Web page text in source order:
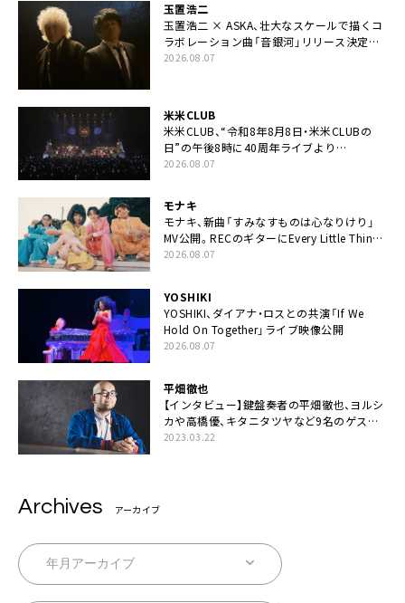
玉置浩二
玉置浩二 × ASKA、壮大なスケールで描くコ
ラボレーション曲「音銀河」リリース決定。
カップリングには新曲「命の宿り」収録も
2026.08.07
米米CLUB
米米CLUB、“令和8年8月8日・米米CLUBの
日”の午後8時に40周年ライブより
「FANtachy medley」を88年限定公開
2026.08.07
モナキ
モナキ、新曲「すみなすものは心なりけり」
MV公開。RECのギターにEvery Little Thing・
伊藤一朗参加も
2026.08.07
YOSHIKI
YOSHIKI、ダイアナ・ロスとの共演「If We
Hold On Together」ライブ映像公開
2026.08.07
平畑徹也
【インタビュー】鍵盤奏者の平畑徹也、ヨルシ
カや高橋優、キタニタツヤなど9名のゲスト
を迎えた初アルバムに音楽人生の総括「自分
2023.03.22
Archives アーカイブ